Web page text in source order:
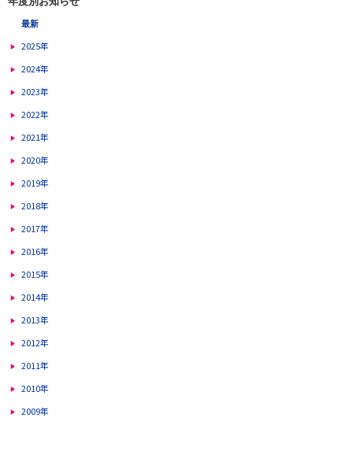
最新
2025年
2024年
2023年
2022年
2021年
2020年
2019年
2018年
2017年
2016年
2015年
2014年
2013年
2012年
2011年
2010年
2009年